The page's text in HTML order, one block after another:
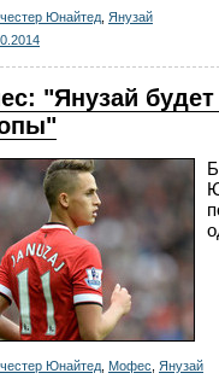
Юнайтед Янузай
"Янузай
Юнайтед Мофес Янузай